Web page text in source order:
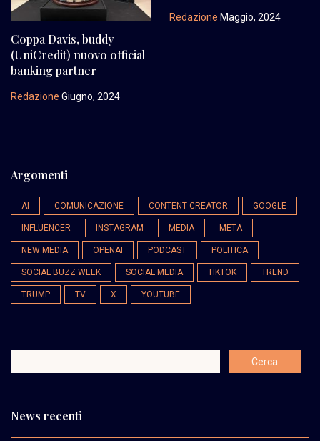
Coppa Davis, buddy
(UniCredit) nuovo official
banking partner
Redazione Giugno, 2024
Redazione Maggio, 2024
Argomenti
AI COMUNICAZIONE CONTENT CREATOR GOOGLE
INFLUENCER INSTAGRAM MEDIA META
NEW MEDIA OPENAI PODCAST POLITICA
SOCIAL BUZZ WEEK SOCIAL MEDIA TIKTOK TREND
TRUMP TV X YOUTUBE
News recenti